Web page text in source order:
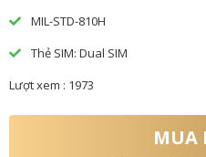
MIL-STD-810H
Thẻ SIM: Dual SIM
Lượt xem : 1973
MUA